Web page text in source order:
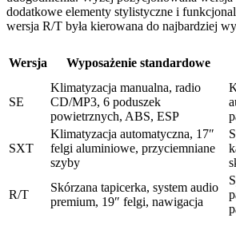
dodatkowe elementy stylistyczne i
wersja R/T była kierowana do najbardziej
Wersja Wyposażenie standardowe
SE
Klimatyzacja manualna, radio
CD/MP3, 6 poduszek
powietrznych, ABS, ESP
SXT
Klimatyzacja automatyczna, 17″
felgi aluminiowe, przyciemniane
szyby
R/T
Skórzana tapicerka, system audio
premium, 19″ felgi, nawigacja